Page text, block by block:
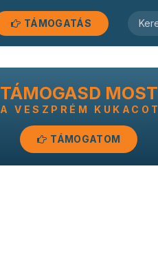
TÁMOGATÁS
TÁMOGASD MOST
A VESZPRÉM KUKACOT
TÁMOGATOM